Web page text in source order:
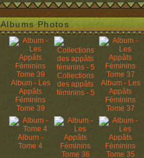
Albums Photos
Album - Les
Appâts
Féminins
Tome 39
Collections
des appâts
féminins - 5
Album - Les
Appâts
Féminins
Tome 37
Album -
Tome 4